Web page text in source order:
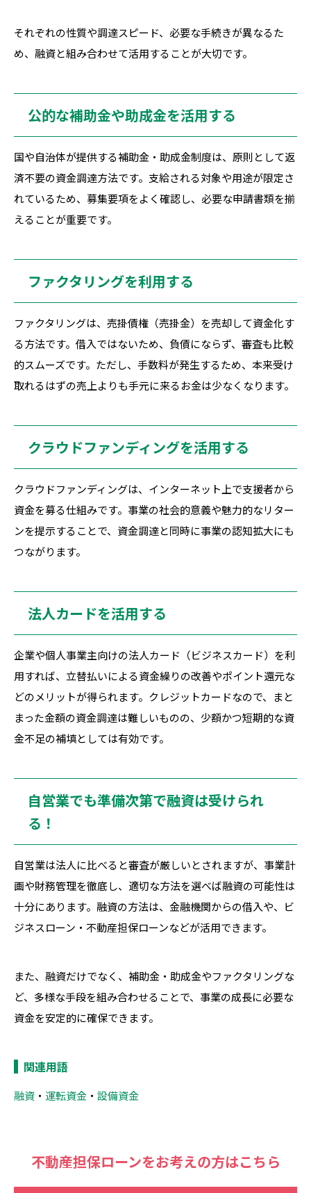
それぞれの性質や調達スピード、必要な手続きが異なるた
め、融資と組み合わせて活用することが大切です。
公的な補助金や助成金を活用する
国や自治体が提供する補助金・助成金制度は、原則として返
済不要の資金調達方法です。支給される対象や用途が限定さ
れているため、募集要項をよく確認し、必要な申請書類を揃
えることが重要です。
ファクタリングを利用する
ファクタリングは、売掛債権（売掛金）を売却して資金化す
る方法です。借入ではないため、負債にならず、審査も比較
的スムーズです。ただし、手数料が発生するため、本来受け
取れるはずの売上よりも手元に来るお金は少なくなります。
クラウドファンディングを活用する
クラウドファンディングは、インターネット上で支援者から
資金を募る仕組みです。事業の社会的意義や魅力的なリター
ンを提示することで、資金調達と同時に事業の認知拡大にも
つながります。
法人カードを活用する
企業や個人事業主向けの法人カード（ビジネスカード）を利
用すれば、立替払いによる資金繰りの改善やポイント還元な
どのメリットが得られます。クレジットカードなので、まと
まった金額の資金調達は難しいものの、少額かつ短期的な資
金不足の補填としては有効です。
自営業でも準備次第で融資は受けられ
る！
自営業は法人に比べると審査が厳しいとされますが、事業計
画や財務管理を徹底し、適切な方法を選べば融資の可能性は
十分にあります。融資の方法は、金融機関からの借入や、ビ
ジネスローン・不動産担保ローンなどが活用できます。
また、融資だけでなく、補助金・助成金やファクタリングな
ど、多様な手段を組み合わせることで、事業の成長に必要な
資金を安定的に確保できます。
関連用語
融資 ・ 運転資金 ・ 設備資金
不動産担保ローンをお考えの方はこちら